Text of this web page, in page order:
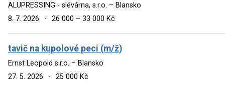
ALUPRESSING - slévárna, s.r.o. – Blansko
8. 7. 2026
· 26 000 – 33 000 Kč
tavič na kupolové peci (m/ž)
Ernst Leopold s.r.o. – Blansko
27. 5. 2026
· 25 000 Kč